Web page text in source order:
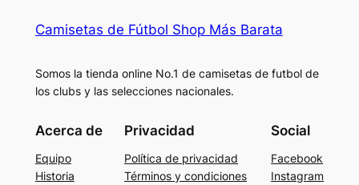
Camisetas de Fútbol Shop Más Barata
Somos la tienda online No.1 de camisetas de futbol de
los clubs y las selecciones nacionales.
Acerca de
Equipo
Historia
Privacidad
Política de privacidad
Términos y condiciones
Social
Facebook
Instagram